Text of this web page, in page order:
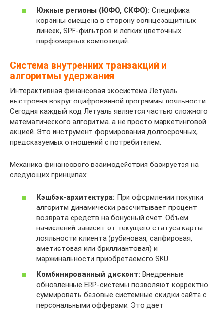
Южные регионы (ЮФО, СКФО): Специфика
корзины смещена в сторону солнцезащитных
линеек, SPF-фильтров и легких цветочных
парфюмерных композиций.
Система внутренних транзакций и
алгоритмы удержания
Интерактивная финансовая экосистема Летуаль
выстроена вокруг оцифрованной программы лояльности.
Сегодня каждый код Летуаль является частью сложного
математического алгоритма, а не просто маркетинговой
акцией. Это инструмент формирования долгосрочных,
предсказуемых отношений с потребителем.
Механика финансового взаимодействия базируется на
следующих принципах:
Кэшбэк-архитектура: При оформлении покупки
алгоритм динамически рассчитывает процент
возврата средств на бонусный счет. Объем
начислений зависит от текущего статуса карты
лояльности клиента (рубиновая, сапфировая,
аметистовая или бриллиантовая) и
маржинальности приобретаемого SKU.
Комбинированный дисконт: Внедренные
обновленные ERP-системы позволяют корректно
суммировать базовые системные скидки сайта с
персональными офферами. Это дает